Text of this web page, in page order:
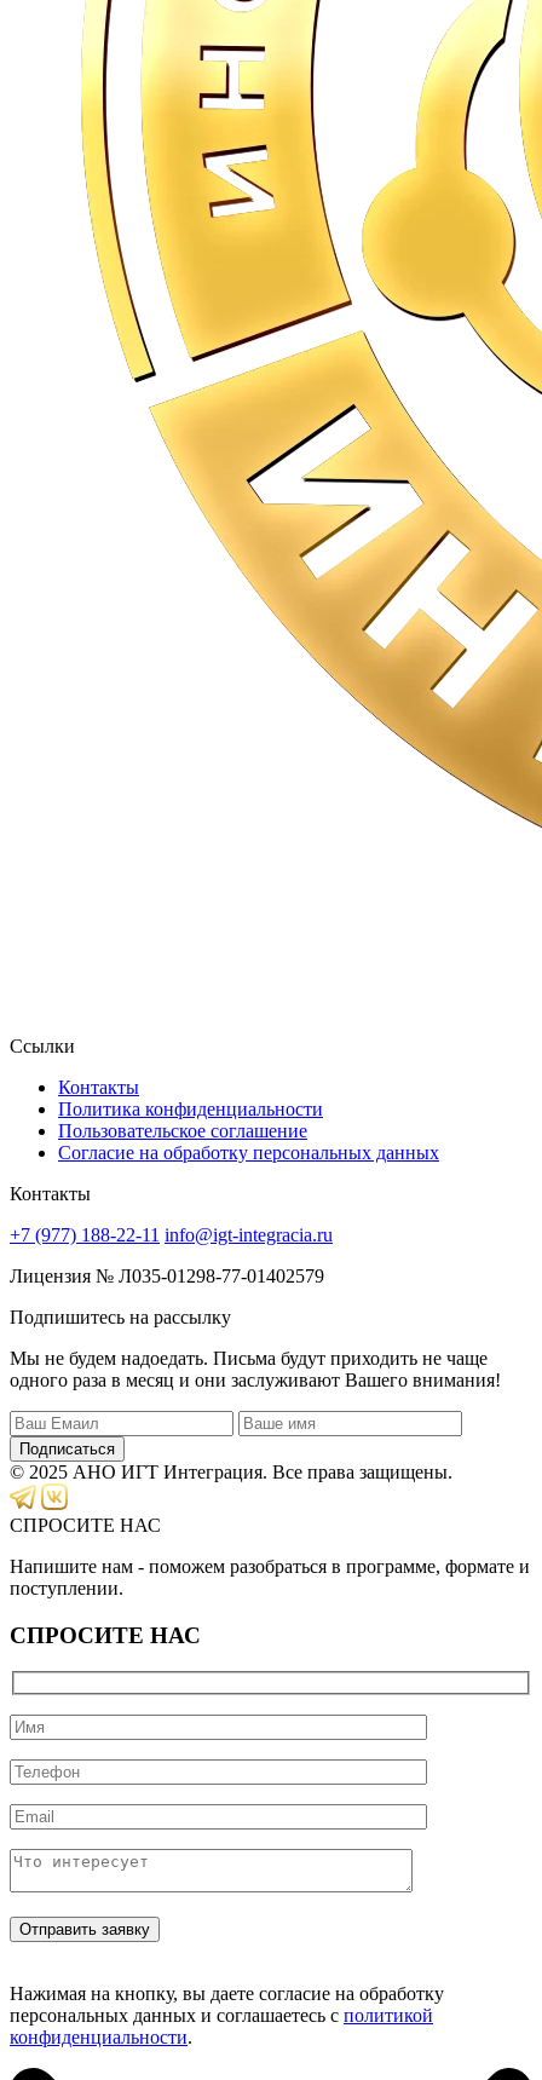
Ссылки
Контакты
Политика конфиденциальности
Пользовательское соглашение
Согласие на обработку персональных данных
Контакты
+7 (977) 188-22-11 info@igt-integracia.ru
Лицензия № Л035-01298-77-01402579
Подпишитесь на рассылку
Мы не будем надоедать. Письма будут приходить не чаще
одного раза в месяц и они заслуживают Вашего внимания!
Подписаться
© 2025 АНО ИГТ Интеграция. Все права защищены.
СПРОСИТЕ НАС
Напишите нам - поможем разобраться в программе, формате и
поступлении.
СПРОСИТЕ НАС
Нажимая на кнопку, вы даете согласие на обработку
персональных данных и соглашаетесь с политикой
конфиденциальности.